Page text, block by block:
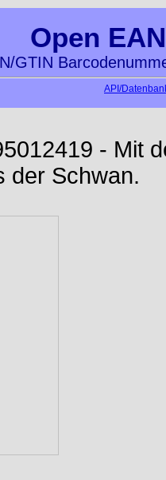
Open
GTIN
API/
- Mit
der Schwan.